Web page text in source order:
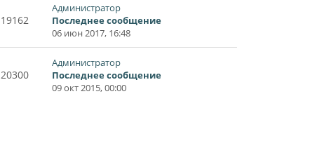
19162
Администратор
Последнее сообщение
06 июн 2017, 16:48
20300
Администратор
Последнее сообщение
09 окт 2015, 00:00